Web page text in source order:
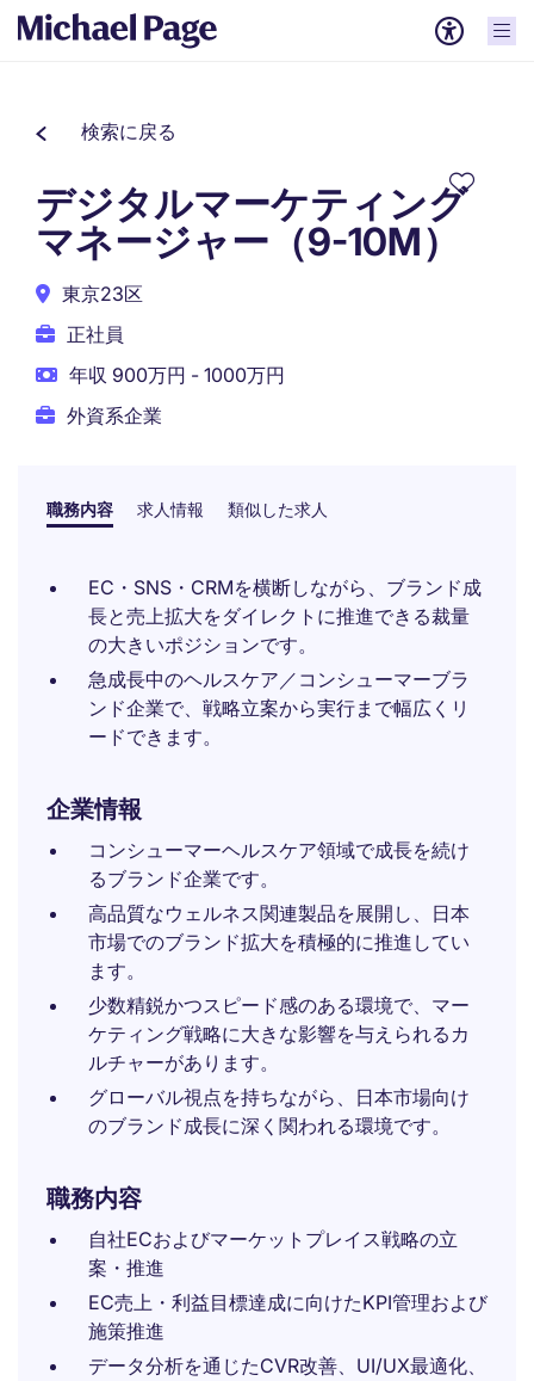
検索に戻る
デジタルマーケティング
マネージャー（9-10M）
東京23区
正社員
年収 900万円 - 1000万円
外資系企業
職務内容 求人情報 類似した求人
EC・SNS・CRMを横断しながら、ブランド成
長と売上拡大をダイレクトに推進できる裁量
の大きいポジションです。
急成長中のヘルスケア／コンシューマーブラ
ンド企業で、戦略立案から実行まで幅広くリ
ードできます。
企業情報
コンシューマーヘルスケア領域で成長を続け
るブランド企業です。
高品質なウェルネス関連製品を展開し、日本
市場でのブランド拡大を積極的に推進してい
ます。
少数精鋭かつスピード感のある環境で、マー
ケティング戦略に大きな影響を与えられるカ
ルチャーがあります。
グローバル視点を持ちながら、日本市場向け
のブランド成長に深く関われる環境です。
職務内容
自社ECおよびマーケットプレイス戦略の立
案・推進
EC売上・利益目標達成に向けたKPI管理および
施策推進
データ分析を通じたCVR改善、UI/UX最適化、